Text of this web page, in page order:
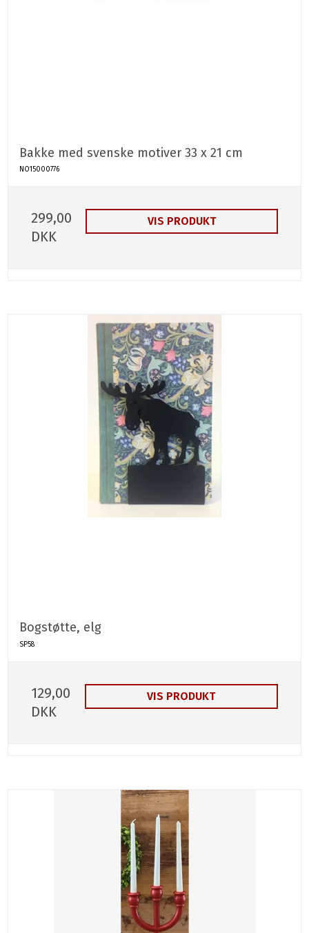
Bakke med svenske motiver 33 x 21 cm
NO15000776
299,00
DKK
VIS PRODUKT
Bogstøtte, elg
SP58
129,00
DKK
VIS PRODUKT